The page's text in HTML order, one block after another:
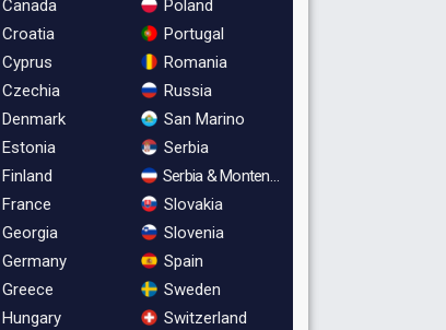
Canada
Croatia
Cyprus
Czechia
Denmark
Estonia
Finland
France
Georgia
Germany
Greece
Hungary
Poland
Portugal
Romania
Russia
San Marino
Serbia
Serbia & Montenegro
Slovakia
Slovenia
Spain
Sweden
Switzerland